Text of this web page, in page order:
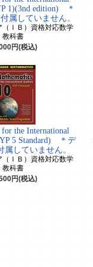
1)(3nd edition) ＊
属していません。
（ＩＢ）資格対応数学
教科書
円(税込)
for the International
5 Standard) ＊デ
属していません。
（ＩＢ）資格対応数学
教科書
円(税込)